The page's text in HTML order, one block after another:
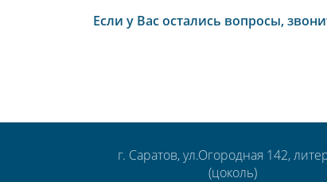
Если у Вас остались вопросы,
г. Саратов, ул.Огородная 142,
(цоколь)